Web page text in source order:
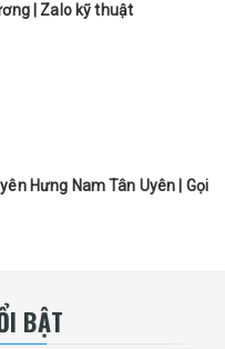
| Zalo kỹ thuật
Hưng Nam Tân Uyên | Gọi
BẬT